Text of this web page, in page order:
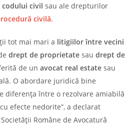
codului civil sau ale drepturilor
civilă.
tot mai mari a litigiilor între vecini
drept de proprietate sau drept de
de un avocat real estate sau
O abordare juridică bine
diferența între o rezolvare amiabilă
efecte nedorite”, a declarat
Române de Avocatură